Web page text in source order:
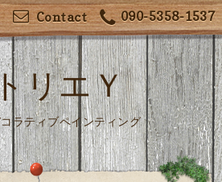
090-5358-1537
Contact
リエＹ
ラティブペインティング